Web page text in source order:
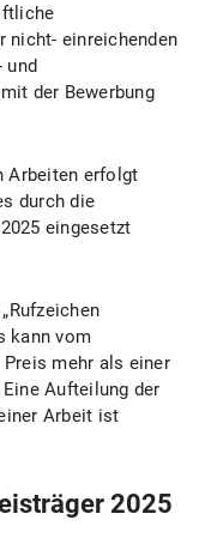
nicht- einreichenden
und
der Bewerbung
Arbeiten erfolgt
durch die
eingesetzt
kann vom
mehr als einer
Aufteilung der
Arbeit ist
2025